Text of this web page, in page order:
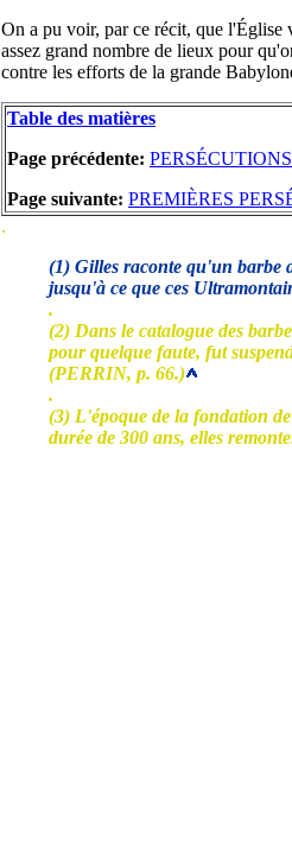
On a pu voir, par ce récit, que l'Église
assez grand nombre de lieux pour
contre les efforts de la grande
Table des matières
Page précédente:
Page suivante: PREMIÈRES
.
(1) Gilles raconte qu'un barbe
jusqu'à ce que ces
.
(2) Dans le catalogue des
pour quelque faute, fut
(PERRIN, p. 66.)
.
(3) L'époque de la fondation
durée de 300 ans, elles